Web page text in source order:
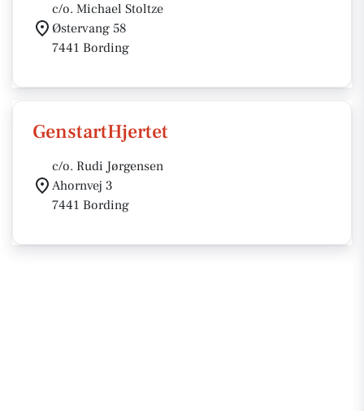
c/o. Michael Stoltze
Østervang 58
7441 Bording
GenstartHjertet
c/o. Rudi Jørgensen
Ahornvej 3
7441 Bording